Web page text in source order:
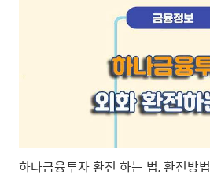
하나금융투자 환전 하는 법, 환전방법